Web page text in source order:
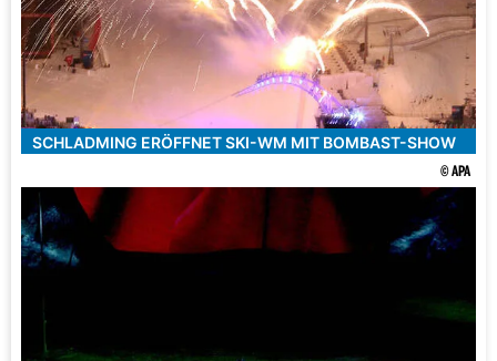
SCHLADMING ERÖFFNET SKI-WM MIT BOMBAST-SHOW
© APA